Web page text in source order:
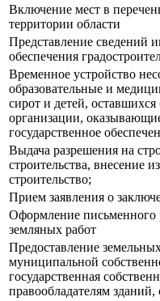
Включение мест в
территории области
Представление сведений
обеспечения
Временное устройство
образовательные и
сирот и детей,
организации,
государственное
Выдача разрешения на
строительства, внесение
строительство;
Прием заявления о
Оформление письменного
земляных работ
Предоставление
муниципальной
государственная
правообладателям